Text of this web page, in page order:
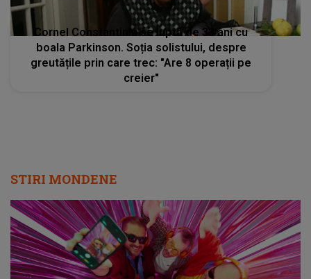
Cornel Constantiniu se luptă de 33 ani cu
boala Parkinson. Soția solistului, despre
greutățile prin care trec: "Are 8 operații pe
creier"
STIRI MONDENE